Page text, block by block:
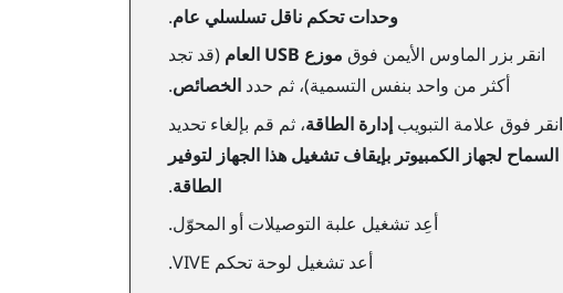
وحدات تحكم ناقل تسلسلي عام.
انقر بزر الماوس الأيمن فوق موزع USB العام
(قد تجد
أكثر من واحد بنفس التسمية)، ثم حددالخصائص.
انقر فوق علامة التبويبإدارة الطاقة، ثم قم بإلغاء تحديد
السماح لجهاز الكمبيوتر بإيقاف تشغيل هذا الجهاز لتوفير
الطاقة.
أعِد تشغيل علبة التوصيلات أو المحوّل.
أعد تشغيل لوحة تحكم VIVE .